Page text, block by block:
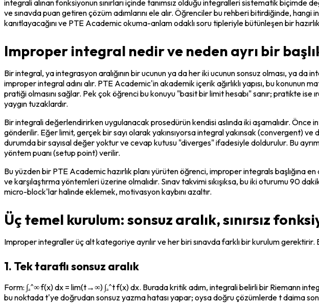
integrali alınan fonksiyonun sınırları içinde tanımsız olduğu integralleri sistematik biçimde
ve sınavda puan getiren çözüm adımlarını ele alır. Öğrenciler bu rehberi bitirdiğinde,
kanıtlayacağını ve PTE Academic okuma-anlam odaklı soru tipleriyle bütünleşen bir
Improper integral nedir ve neden ayrı bir
Bir integral, ya integrasyon aralığının bir ucunun ya da her iki ucunun sonsuz olması, ya
improper integral adını alır. PTE Academic'in akademik içerik ağırlıklı yapısı, bu
pratiği olmasını sağlar. Pek çok öğrenci bu konuyu "basit bir limit hesabı" sanır; pratikte ise
yaygın tuzaklardır.
Bir integrali değerlendirirken uygulanacak prosedürün kendisi aslında iki aşamalıdır. Önce
gönderilir. Eğer limit, gerçek bir sayı olarak yakınsıyorsa integral yakınsak (convergent)
durumda bir sayısal değer yoktur ve cevap kutusu "diverges" ifadesiyle doldurulur. Bu
yöntem puanı (setup point) verilir.
Bu yüzden bir PTE Academic hazırlık planı yürüten öğrenci, improper integrals başlığına
ve karşılaştırma yöntemleri üzerine olmalıdır. Sınav takvimi sıkışıksa, bu iki oturumu 90
micro-block'lar halinde eklemek, motivasyon kaybını azaltır.
Üç temel kurulum: sonsuz aralık, sınırsız
Improper integraller üç alt kategoriye ayrılır ve her biri sınavda farklı bir kurulum gerektirir.
1. Tek taraflı sonsuz aralık
Form: ∫ₐ^∞ f(x) dx = lim(t→∞) ∫ₐ^t f(x) dx. Burada kritik adım, integrali belirli bir Riemann
bu noktada t'ye doğrudan sonsuz yazma hatası yapar; oysa doğru çözümlerde t daima